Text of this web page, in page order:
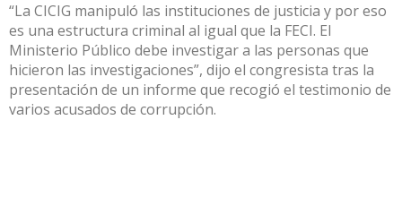
“La CICIG manipuló las instituciones de justicia y por eso
es una estructura criminal al igual que la FECI. El
Ministerio Público debe investigar a las personas que
hicieron las investigaciones”, dijo el congresista tras la
presentación de un informe que recogió el testimonio de
varios acusados de corrupción.